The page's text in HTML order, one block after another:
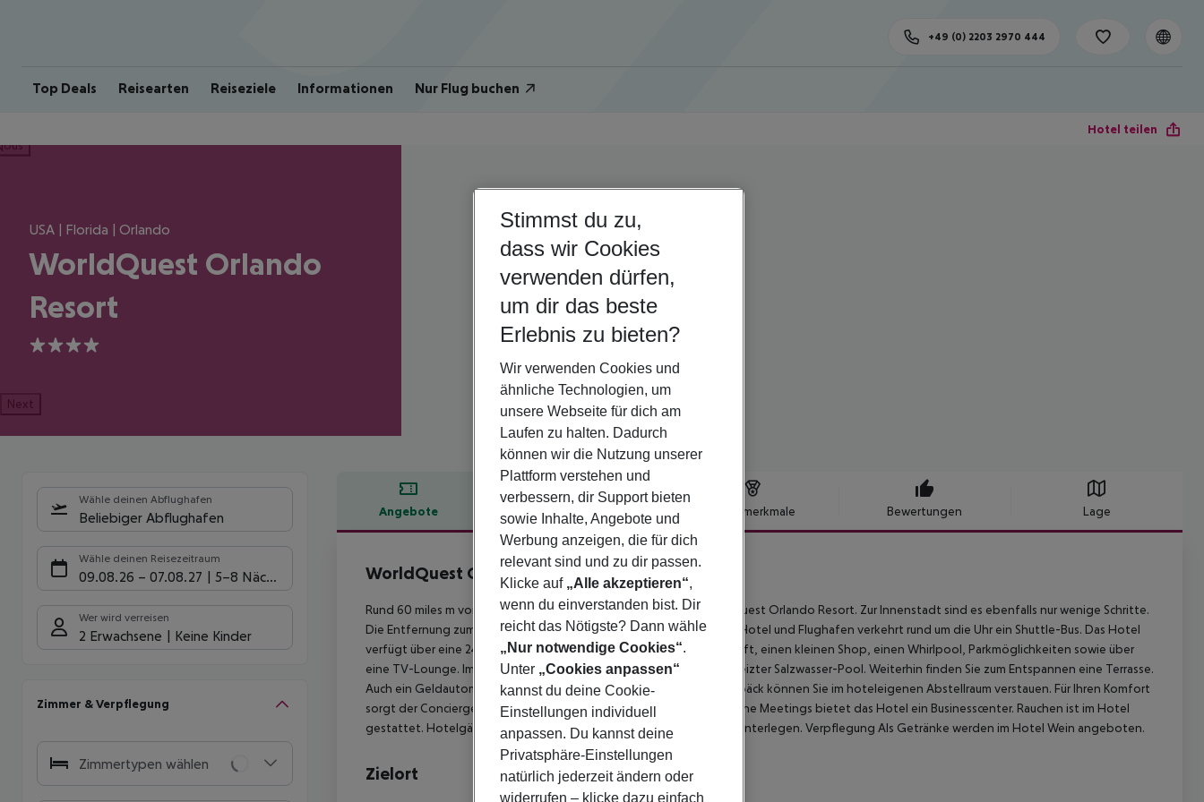
Top Deals Reisearten Reiseziele Informationen Nur Flug buchen
+49 (0) 2203 2970 444
Hotel teilen
USA | Florida | Orlando
WorldQuest Orlando
Resort
4
Next
Wähle deinen Abflughafen
Beliebiger Abflughafen
Wähle deinen Reisezeitraum
09.08.26 – 07.08.27 5-8 Nächte
Wer wird verreisen
2 Erwachsene Keine Kinder
Zimmer & Verpflegung
Zimmertypen wählen
Angebote Hotelbeschreibung Hotelmerkmale Bewertungen Lage
Hotelbeschreibung
WorldQuest Orlando Resort
4
Rund 60 miles m vom Strand entfernt liegt das Apart-Hotel WorldQuest Orlando Resort. Zur Innenstadt sind es ebenfalls nur wenige Schritte.
Die Entfernung zum Flughafen beträgt nur wenige Meter. Zwischen Hotel und Flughafen verkehrt rund um die Uhr ein Shuttle-Bus. Das Hotel
verfügt über eine 24h am Tag geöffnete Rezeption, WLAN, einen Lift, einen kleinen Shop, einen Whirlpool, Parkmöglichkeiten sowie über
eine TV-Lounge. Im Außenbereich der Anlage befindet sich ein beheizter Salzwasser-Pool. Weiterhin finden Sie zum Entspannen eine Terrasse.
Auch ein Geldautomat ist auf dem Hotelgelände vorhanden. Ihr Gepäck können Sie im hoteleigenen Abstellraum verstauen. Für Ihren Komfort
sorgt der Concierge-Service. Für Kongresse und sonstige geschäftliche Meetings bietet das Hotel ein Businesscenter. Rauchen ist im Hotel
gestattet. Hotelgäste müssen bei der Ankunft im Hotel ein Pfand hinterlegen. Verpflegung Als Getränke werden im Hotel Wein angeboten.
Zielort
Stimmst du zu,
dass wir Cookies
verwenden dürfen,
um dir das beste
Erlebnis zu bieten?
Wir verwenden Cookies und
ähnliche Technologien, um
unsere Webseite für dich am
Laufen zu halten. Dadurch
können wir die Nutzung unserer
Plattform verstehen und
verbessern, dir Support bieten
sowie Inhalte, Angebote und
Werbung anzeigen, die für dich
relevant sind und zu dir passen.
Klicke auf „Alle akzeptieren“,
wenn du einverstanden bist. Dir
reicht das Nötigste? Dann wähle
„Nur notwendige Cookies“.
Unter „Cookies anpassen“
kannst du deine Cookie-
Einstellungen individuell
anpassen. Du kannst deine
Privatsphäre-Einstellungen
natürlich jederzeit ändern oder
widerrufen – klicke dazu einfach